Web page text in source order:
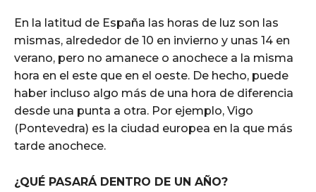
En la latitud de España las horas de luz son las
mismas, alrededor de 10 en invierno y unas 14 en
verano, pero no amanece o anochece a la misma
hora en el este que en el oeste. De hecho, puede
haber incluso algo más de una hora de diferencia
desde una punta a otra. Por ejemplo, Vigo
(Pontevedra) es la ciudad europea en la que más
tarde anochece.
¿QUÉ PASARÁ DENTRO DE UN AÑO?